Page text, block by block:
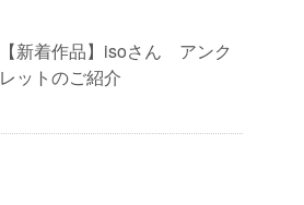
【新着作品】isoさん アンク
レットのご紹介